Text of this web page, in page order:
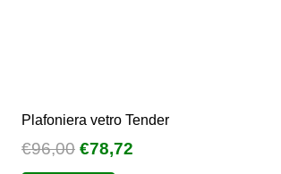
Plafoniera vetro Tender
€96,00 Il
€78,72